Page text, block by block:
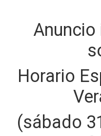
Horario
(sábado